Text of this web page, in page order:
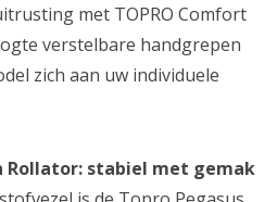
met TOPRO Comfort
verstelbare handgrepen
zich aan uw individuele
Rollator: stabiel met gemak